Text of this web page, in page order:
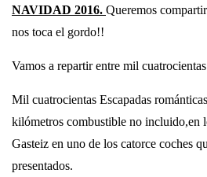
NAVIDAD 2016. Queremos
nos toca el gordo!!
Vamos a repartir entre mil
Mil cuatrocientas Escapadas románticas
kilómetros combustible no incluido,en
Gasteiz en uno de los catorce coches
presentados.